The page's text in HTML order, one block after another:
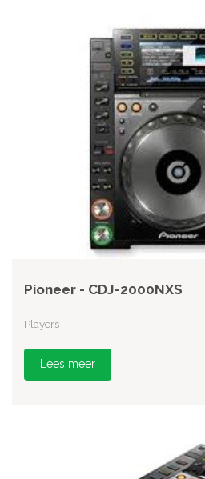
Pioneer - CDJ-2000NXS
Players
Lees meer